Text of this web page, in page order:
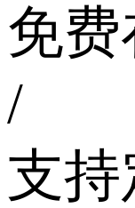
免
/
支